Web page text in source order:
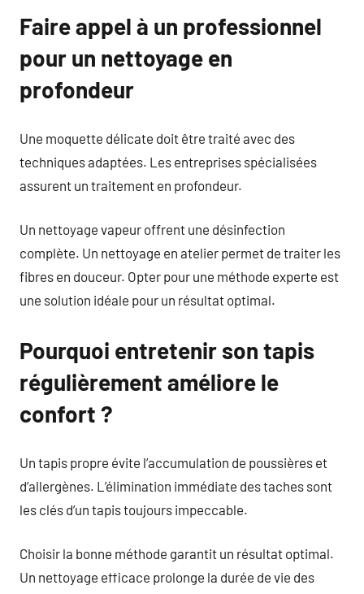
Faire appel à un professionnel
pour un nettoyage en
profondeur
Une moquette délicate doit être traité avec des
techniques adaptées. Les entreprises spécialisées
assurent un traitement en profondeur.
Un nettoyage vapeur offrent une désinfection
complète. Un nettoyage en atelier permet de traiter les
fibres en douceur. Opter pour une méthode experte est
une solution idéale pour un résultat optimal.
Pourquoi entretenir son tapis
régulièrement améliore le
confort ?
Un tapis propre évite l’accumulation de poussières et
d’allergènes. L’élimination immédiate des taches sont
les clés d’un tapis toujours impeccable.
Choisir la bonne méthode garantit un résultat optimal.
Un nettoyage efficace prolonge la durée de vie des